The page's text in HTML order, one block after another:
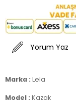
Yorum Yaz
Marka : Lela
Model : Kazak